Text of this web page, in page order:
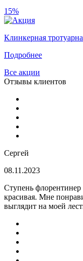
15%
Клинкерная
Подробнее
Все акции
Отзывы клиентов
Сергей
08.11.2023
Ступень флорентинер
красивая. Мне
выглядит на моей